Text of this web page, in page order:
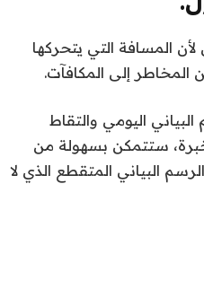
المسافة التي يتحركها
إلى المكافآت.
اليومي والتقاط
ستتمكن بسهولة من
البياني المتقطع الذي لا